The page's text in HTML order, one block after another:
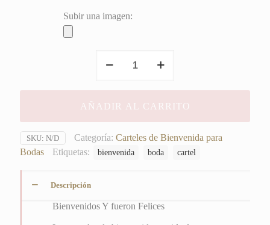
Subir una imagen:
Felices
cantidad
AÑADIR AL CARRITO
SKU: N/D Categoría: Carteles de Bienvenida para
Bodas
Etiquetas: bienvenida boda cartel
Descripción
Bienvenidos Y fueron Felices